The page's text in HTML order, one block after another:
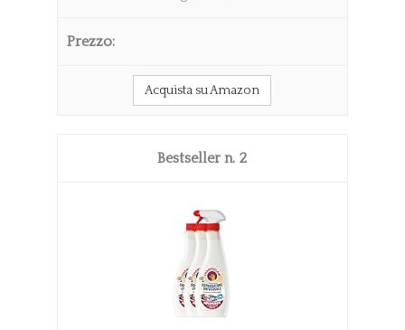
Acquista su Amazon
2